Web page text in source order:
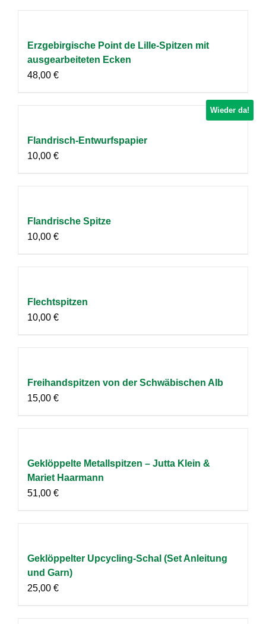
Erzgebirgische Point de Lille-Spitzen mit
ausgearbeiteten Ecken
48,00 €
Wieder da!
Flandrisch-Entwurfspapier
10,00 €
Flandrische Spitze
10,00 €
Flechtspitzen
10,00 €
Freihandspitzen von der Schwäbischen Alb
15,00 €
Geklöppelte Metallspitzen – Jutta Klein &
Mariet Haarmann
51,00 €
Geklöppelter Upcycling-Schal (Set Anleitung
und Garn)
25,00 €